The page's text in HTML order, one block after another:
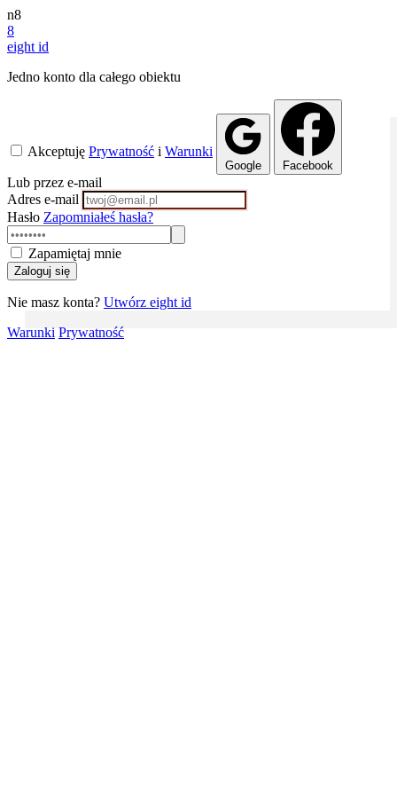
n8
8
eight id
Jedno konto dla całego obiektu
Akceptuję Prywatność i Warunki
Google Facebook
Lub przez e-mail
Adres e-mail
Hasło Zapomniałeś hasła?
Zapamiętaj mnie
Zaloguj się
Nie masz konta? Utwórz eight id
Warunki Prywatność